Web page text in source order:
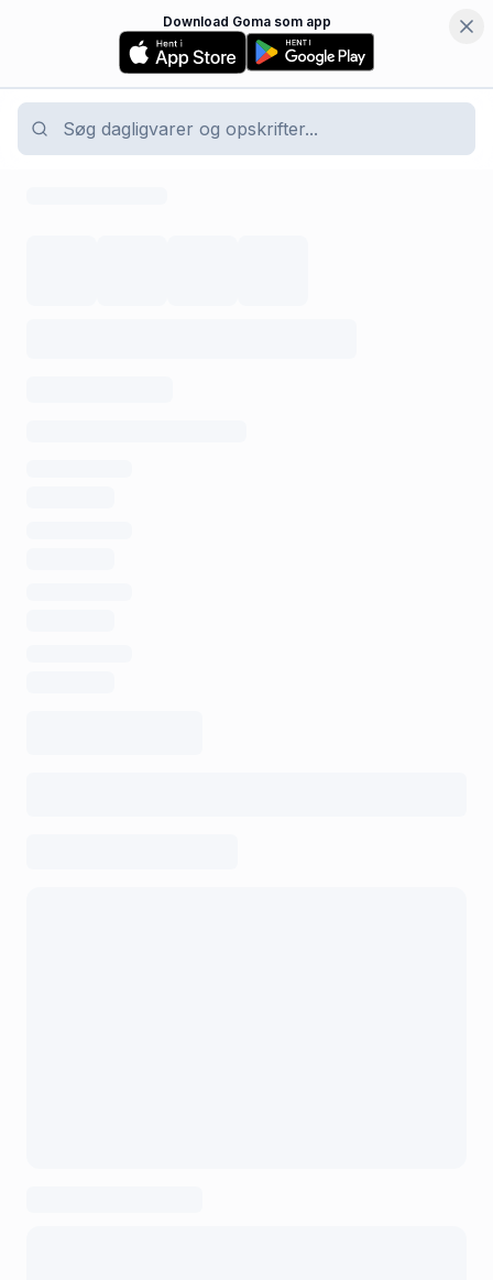
Download Goma som app